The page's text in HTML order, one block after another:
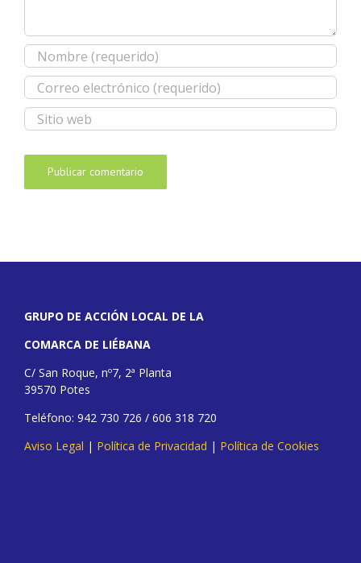
GRUPO DE ACCIÓN LOCAL DE LA
COMARCA DE LIÉBANA
C/ San Roque, nº7, 2ª Planta
39570 Potes
Teléfono: 942 730 726 / 606 318 720
Aviso Legal | Política de Privacidad | Política de Cookies